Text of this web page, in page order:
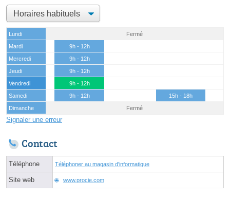
Lundi
Fermé
Mardi
9h - 12h
Mercredi
9h - 12h
Jeudi
9h - 12h
Vendredi
9h - 12h
Samedi
9h - 12h
15h - 18h
Dimanche
Fermé
Signaler une erreur
Contact
Téléphone Téléphoner au magasin d'informatique
Site web www.procie.com